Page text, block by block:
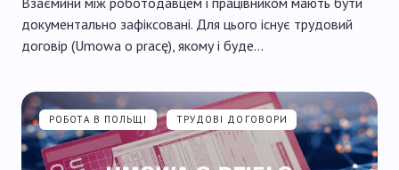
документально зафіксовані. Для цього існує трудовий
договір (Umowa o pracę), якому і буде…
РОБОТА В ПОЛЬЩІ ТРУДОВІ ДОГОВОРИ